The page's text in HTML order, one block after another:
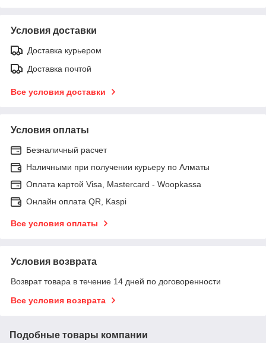
Условия доставки
Доставка курьером
Доставка почтой
Все условия доставки
Условия оплаты
Безналичный расчет
Наличными при получении курьеру по Алматы
Оплата картой Visa, Mastercard - Woopkassa
Онлайн оплата QR, Kaspi
Все условия оплаты
Условия возврата
Возврат товара в течение 14 дней по договоренности
Все условия возврата
Подобные товары компании